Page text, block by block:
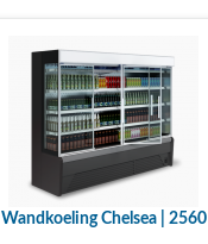
Wandkoeling Chelsea | 2560